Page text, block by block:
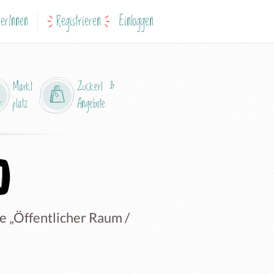
Registrieren Einloggen
Markt
platz
Zuckerl &
Angebote
„Öffentlicher Raum /